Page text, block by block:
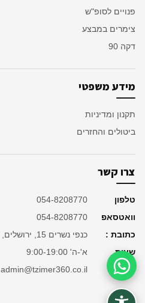
פנויים לסופ"ש
צימרים במבצע
דקה 90
מידע משפטי
תקנון ומדיניות
ביטולים והחזרים
צרו קשר
טלפון
054-8208770
וואטסאפ
054-8208770
כתובת :
כנפי נשרים 15, ירושלים, ישראל
שעות
א'-ה' 9:00-19:00
מייל
admin@tzimer360.co.ilסיוע בהזמנה